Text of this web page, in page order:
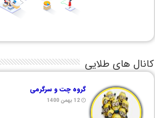
کانال های طلایی
گروه چت و سرگرمی
12 بهمن 1400